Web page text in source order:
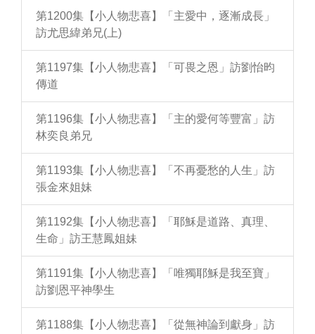
第1200集【小人物悲喜】「主愛中，逐漸成長」
訪尤思緯弟兄(上)
第1197集【小人物悲喜】「可畏之恩」訪劉怡昀
傳道
第1196集【小人物悲喜】「主的愛何等豐富」訪
林奕良弟兄
第1193集【小人物悲喜】「不再憂愁的人生」訪
張金來姐妹
第1192集【小人物悲喜】「耶穌是道路、真理、
生命」訪王慧鳳姐妹
第1191集【小人物悲喜】「唯獨耶穌是我至寶」
訪劉恩平神學生
第1188集【小人物悲喜】「從無神論到獻身」訪